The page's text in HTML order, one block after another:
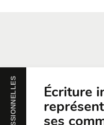
Écriture
ses